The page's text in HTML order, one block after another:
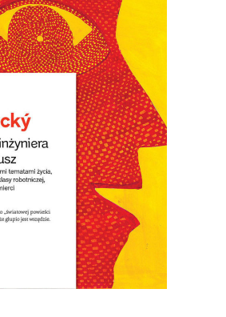
INŻYNIERA
DUSZ
Nagrody Literackiej
Angelus. Uważana za
czeskich powieści.
określono ją „powieścią o
ambicjach”. Wydana w
emigracyjnym w 1977
wyszła dopiero po
w roku 1992. […]